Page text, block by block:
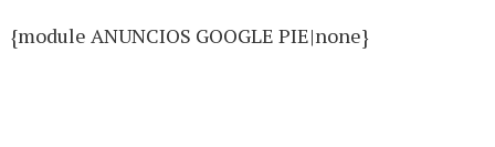
{module ANUNCIOS GOOGLE PIE|none}